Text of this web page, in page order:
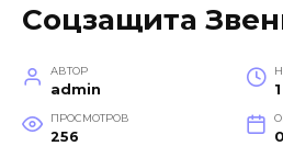
Соцзащита
АВТОР
admin
ПРОСМОТРОВ
256